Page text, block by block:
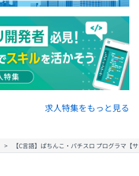
求人特集をもっと見る
【C言語】ぱちんこ・パチスロ プログラマ【